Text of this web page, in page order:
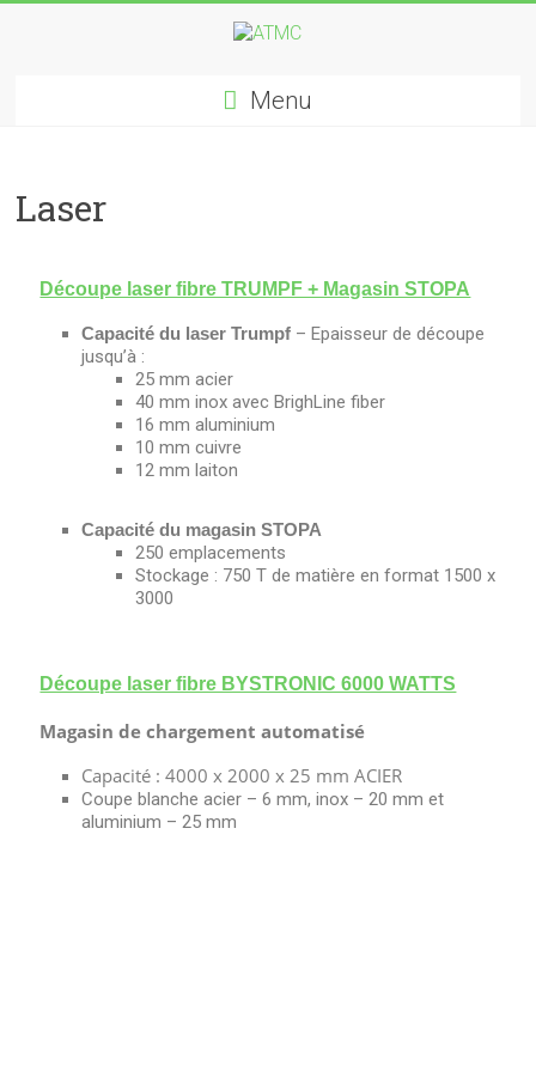
Menu
Laser
Découpe laser fibre TRUMPF + Magasin STOPA
Capacité du laser Trumpf – Epaisseur de découpe
jusqu’à :
25 mm acier
40 mm inox avec BrighLine fiber
16 mm aluminium
10 mm cuivre
12 mm laiton
Capacité du magasin STOPA
250 emplacements
Stockage : 750 T de matière en format 1500 x
3000
Découpe laser fibre BYSTRONIC 6000 WATTS
Magasin de chargement automatisé
Capacité : 4000 x 2000 x 25 mm ACIER
Coupe blanche acier – 6 mm, inox – 20 mm et
aluminium – 25 mm